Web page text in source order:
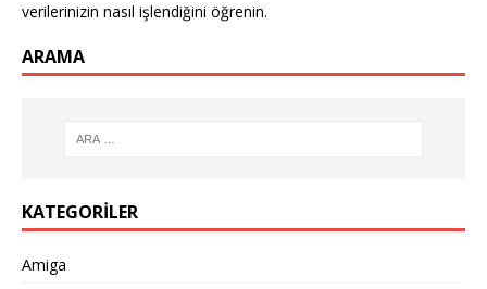
verilerinizin nasıl işlendiğini öğrenin.
ARAMA
KATEGORILER
Amiga